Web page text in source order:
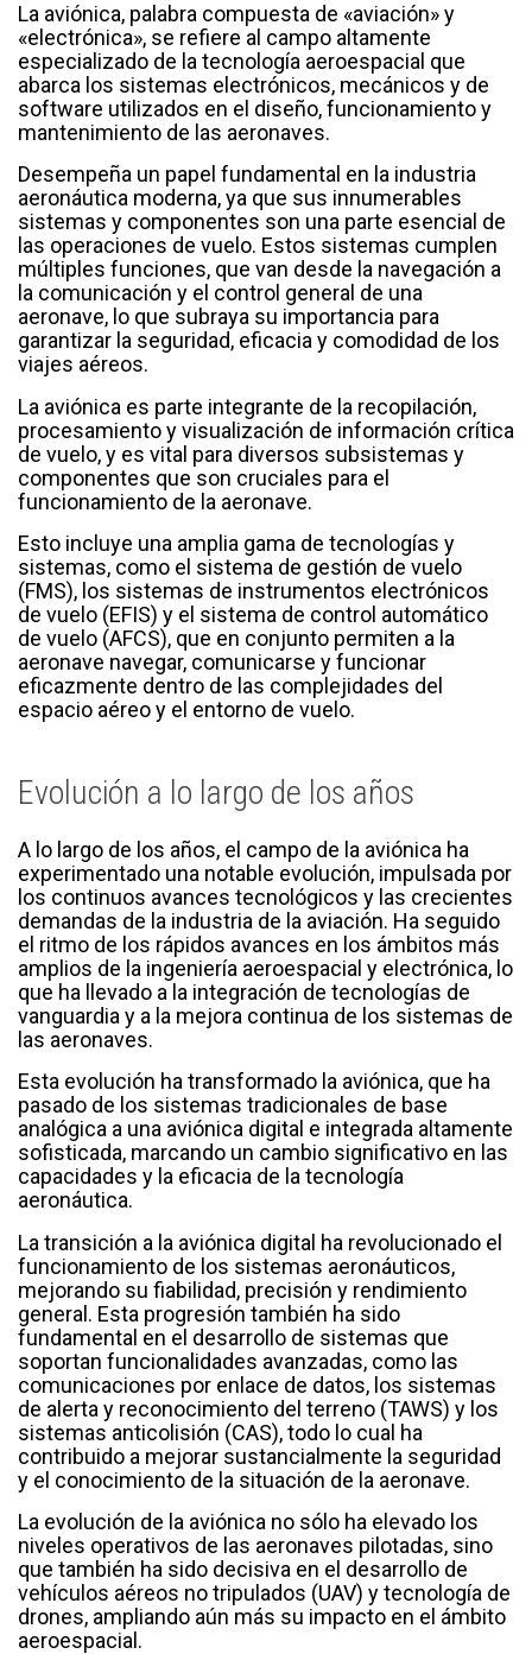
La aviónica, palabra compuesta de «aviación» y
«electrónica», se refiere al campo altamente
especializado de la tecnología aeroespacial que
abarca los sistemas electrónicos, mecánicos y de
software utilizados en el diseño, funcionamiento y
mantenimiento de las aeronaves.
Desempeña un papel fundamental en la industria
aeronáutica moderna, ya que sus innumerables
sistemas y componentes son una parte esencial de
las operaciones de vuelo. Estos sistemas cumplen
múltiples funciones, que van desde la navegación a
la comunicación y el control general de una
aeronave, lo que subraya su importancia para
garantizar la seguridad, eficacia y comodidad de los
viajes aéreos.
La aviónica es parte integrante de la recopilación,
procesamiento y visualización de información crítica
de vuelo, y es vital para diversos subsistemas y
componentes que son cruciales para el
funcionamiento de la aeronave.
Esto incluye una amplia gama de tecnologías y
sistemas, como el sistema de gestión de vuelo
(FMS), los sistemas de instrumentos electrónicos
de vuelo (EFIS) y el sistema de control automático
de vuelo (AFCS), que en conjunto permiten a la
aeronave navegar, comunicarse y funcionar
eficazmente dentro de las complejidades del
espacio aéreo y el entorno de vuelo.
Evolución a lo largo de los años
A lo largo de los años, el campo de la aviónica ha
experimentado una notable evolución, impulsada por
los continuos avances tecnológicos y las crecientes
demandas de la industria de la aviación. Ha seguido
el ritmo de los rápidos avances en los ámbitos más
amplios de la ingeniería aeroespacial y electrónica, lo
que ha llevado a la integración de tecnologías de
vanguardia y a la mejora continua de los sistemas de
las aeronaves.
Esta evolución ha transformado la aviónica, que ha
pasado de los sistemas tradicionales de base
analógica a una aviónica digital e integrada altamente
sofisticada, marcando un cambio significativo en las
capacidades y la eficacia de la tecnología
aeronáutica.
La transición a la aviónica digital ha revolucionado el
funcionamiento de los sistemas aeronáuticos,
mejorando su fiabilidad, precisión y rendimiento
general. Esta progresión también ha sido
fundamental en el desarrollo de sistemas que
soportan funcionalidades avanzadas, como las
comunicaciones por enlace de datos, los sistemas
de alerta y reconocimiento del terreno (TAWS) y los
sistemas anticolisión (CAS), todo lo cual ha
contribuido a mejorar sustancialmente la seguridad
y el conocimiento de la situación de la aeronave.
La evolución de la aviónica no sólo ha elevado los
niveles operativos de las aeronaves pilotadas, sino
que también ha sido decisiva en el desarrollo de
vehículos aéreos no tripulados (UAV) y tecnología de
drones, ampliando aún más su impacto en el ámbito
aeroespacial.